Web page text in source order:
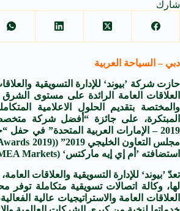
شارك
دبي – السياحة العربية
حازت شركة ’بيوند‘ للإدارة التسويقية
العلاقات العامة الرائدة على مستوى
والمختصة بتقديم الحلول الاعلامية
المبتكرة، على جائزة “أفضل شركة
2019 – الإمارات العربية المتحدة” في
استضافته ’أم إي إيه ماركتس‘ (MEA Markets) للأعمال .
تعدّ ’بيوند‘ للإدارة التسويقية والعلاقات
لها، وكالة اتصالات تسويقية متكاملة
العلاقات العامة والاستراتيجيات عالية